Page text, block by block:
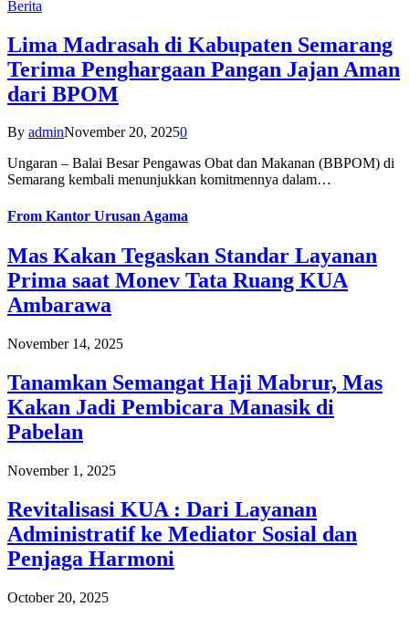
Berita
Lima Madrasah di Kabupaten Semarang
Terima Penghargaan Pangan Jajan Aman
dari BPOM
By adminNovember 20, 20250
Ungaran – Balai Besar Pengawas Obat dan Makanan (BBPOM) di
Semarang kembali menunjukkan komitmennya dalam…
From Kantor Urusan Agama
Mas Kakan Tegaskan Standar Layanan
Prima saat Monev Tata Ruang KUA
Ambarawa
November 14, 2025
Tanamkan Semangat Haji Mabrur, Mas
Kakan Jadi Pembicara Manasik di
Pabelan
November 1, 2025
Revitalisasi KUA : Dari Layanan
Administratif ke Mediator Sosial dan
Penjaga Harmoni
October 20, 2025